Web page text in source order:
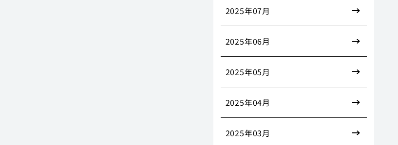
2025年07月
2025年06月
2025年05月
2025年04月
2025年03月